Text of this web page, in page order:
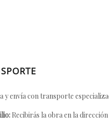
y envía con transporte
Recibirás la obra en la